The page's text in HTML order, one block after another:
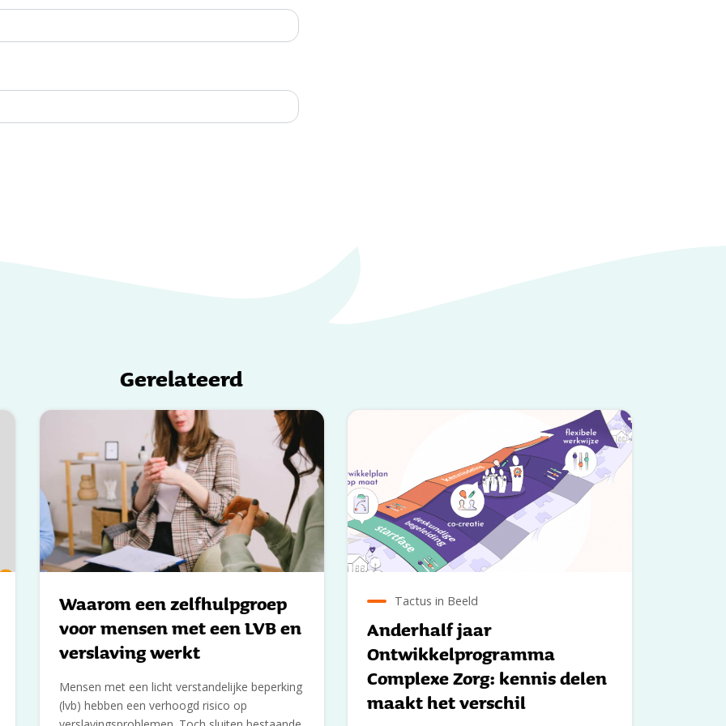
Gerelateerd
Waarom een zelfhulpgroep
voor mensen met een LVB en
verslaving werkt
Mensen met een licht verstandelijke beperking
(lvb) hebben een verhoogd risico op
Tactus in Beeld
Anderhalf jaar
Ontwikkelprogramma
Complexe Zorg: kennis delen
maakt het verschil